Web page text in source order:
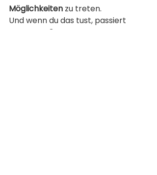
Möglichkeiten zu treten.
Und wenn du das tust, passiert
etwas Großes: